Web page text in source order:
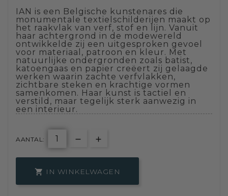
IAN is een Belgische kunstenares die
monumentale textielschilderijen maakt op
het raakvlak van verf, stof en lijn. Vanuit
haar achtergrond in de modewereld
ontwikkelde zij een uitgesproken gevoel
voor materiaal, patroon en kleur. Met
natuurlijke ondergronden zoals batist,
katoengaas en papier creëert zij gelaagde
werken waarin zachte verfvlakken,
zichtbare steken en krachtige vormen
samenkomen. Haar kunst is tactiel en
verstild, maar tegelijk sterk aanwezig in
een interieur.
AANTAL:
 IN WINKELWAGEN